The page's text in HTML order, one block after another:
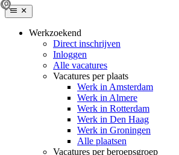
Werkzoekend
Direct inschrijven
Inloggen
Alle vacatures
Vacatures per plaats
Werk in Amsterdam
Werk in Almere
Werk in Rotterdam
Werk in Den Haag
Werk in Groningen
Alle plaatsen
Vacatures per beroepsgroep